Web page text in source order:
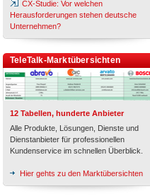
CX-Studie: Vor welchen
Herausforderungen stehen deutsche
Unternehmen?
TeleTalk-Marktübersichten
12 Tabellen, hunderte Anbieter
Alle Produkte, Lösungen, Dienste und
Dienstanbieter für professionellen
Kundenservice im schnellen Überblick.
Hier gehts zu den Marktübersichten